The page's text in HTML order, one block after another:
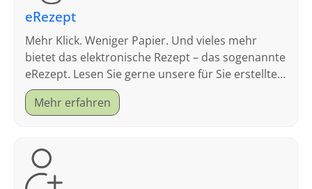
eRezept
Mehr Klick. Weniger Papier. Und vieles mehr
bietet das elektronische Rezept – das sogenannte
eRezept. Lesen Sie gerne unsere für Sie erstellten
FAQ.
Mehr erfahren